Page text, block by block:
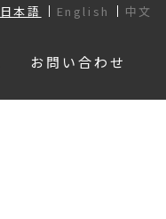
日本語 English 中文
お問い合わせ